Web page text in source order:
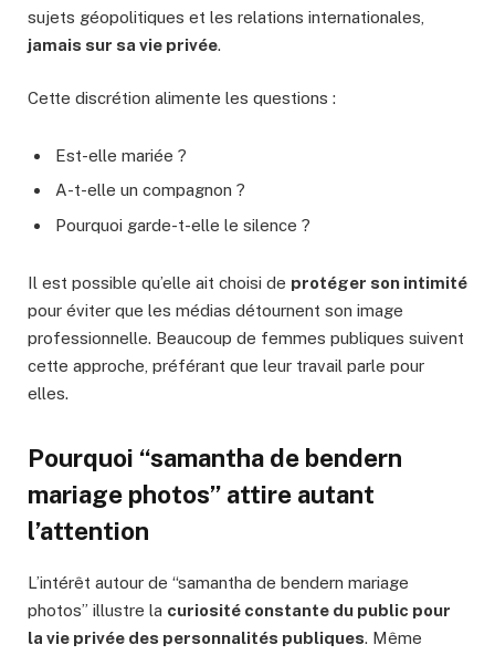
sujets géopolitiques et les relations internationales,
jamais sur sa vie privée.
Cette discrétion alimente les questions :
Est-elle mariée ?
A-t-elle un compagnon ?
Pourquoi garde-t-elle le silence ?
Il est possible qu’elle ait choisi de protéger son intimité
pour éviter que les médias détournent son image
professionnelle. Beaucoup de femmes publiques suivent
cette approche, préférant que leur travail parle pour
elles.
Pourquoi “samantha de bendern
mariage photos” attire autant
l’attention
L’intérêt autour de “samantha de bendern mariage
photos” illustre la curiosité constante du public pour
la vie privée des personnalités publiques. Même